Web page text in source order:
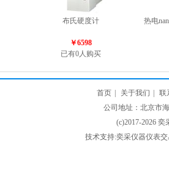
布氏硬度计
￥6598
已有0人购买
热电
首页 关于我们
联
公司地址：北京市
(c)2017-2026
技术支持:奕采仪器仪表